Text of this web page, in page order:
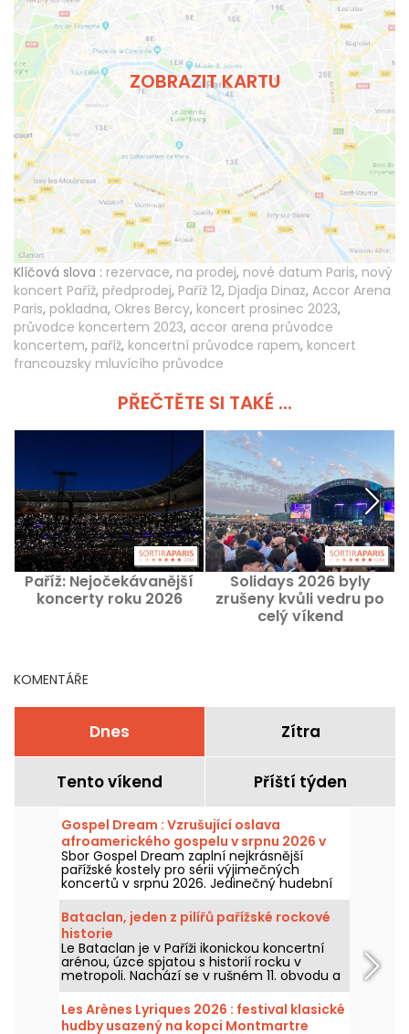
ZOBRAZIT KARTU
Klíčová slova : rezervace, na prodej, nové datum Paris, nový
koncert Paříž, předprodej, Paříž 12, Djadja Dinaz, Accor Arena
Paris, pokladna, Okres Bercy, koncert prosinec 2023,
průvodce koncertem 2023, accor arena průvodce
koncertem, paříž, koncertní průvodce rapem, koncert
francouzsky mluvícího průvodce
PŘEČTĚTE SI TAKÉ ...
Paříž: Nejočekávanější
koncerty roku 2026
Solidays 2026 byly
zrušeny kvůli vedru po
celý víkend
KOMENTÁŘE
Dnes Zítra
Tento víkend Příští týden
Gospel Dream : Vzrušující oslava
afroamerického gospelu v srpnu 2026 v
Paříži
Sbor Gospel Dream zaplní nejkrásnější
pařížské kostely pro sérii výjimečných
koncertů v srpnu 2026. Jedinečný hudební
zážitek, který slaví naději, jednotu a odolnost
prostřednictvím autentických zpěvů
Afroamerické církve.
Bataclan, jeden z pilířů pařížské rockové
historie
Le Bataclan je v Paříži ikonickou koncertní
arénou, úzce spjatou s historií rocku v
metropoli. Nachází se v rušném 11. obvodu a
zůstává ikonickým místem pařížské hudební
scény.
Les Arènes Lyriques 2026 : festival klasické
hudby usazený na kopci Montmartre